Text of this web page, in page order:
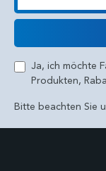
E-Mail
Ja, ich möchte
Produkten,
Bitte beachten Sie